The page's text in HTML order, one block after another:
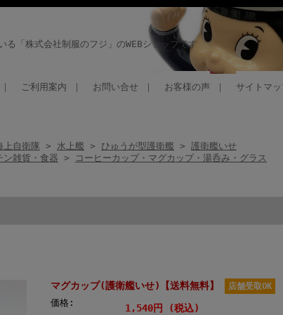
「株式会社制服のフジ」のWEBショップです
ご利用案内 お問い合せ お客様の声 サイトマ
上自衛隊 > 水上艦 > ひゅうが型護衛艦 > 護衛艦いせ
ン雑貨・食器 >
コーヒーカップ・マグカップ・湯呑み・グラス
マグカップ(護衛艦いせ)【送料無料】 店舗受取OK
価格: 1,540円 (税込)